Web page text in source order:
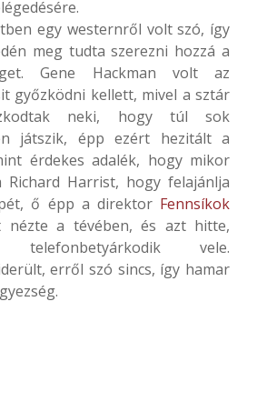
egy westernről volt szó, így
meg tudta szerezni hozzá a
Gene Hackman volt az
győzködni kellett, mivel a sztár
neki, hogy túl sok
játszik, épp ezért hezitált a
érdekes adalék, hogy mikor
Richard Harrist, hogy felajánlja
ő épp a direktor Fennsíkok
nézte a tévében, és azt hitte,
vele.
erről szó sincs, így hamar